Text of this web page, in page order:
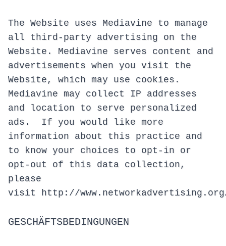
The Website uses Mediavine to manage
all third-party advertising on the
Website. Mediavine serves content and
advertisements when you visit the
Website, which may use cookies.
Mediavine may collect IP addresses
and location to serve personalized
ads. If you would like more
information about this practice and
to know your choices to opt-in or
opt-out of this data collection,
please
visit http://
GESCHÄFTSBEDINGUNGEN